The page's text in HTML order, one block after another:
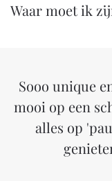
Waar moet ik
Sooo unique
mooi op een
alles op